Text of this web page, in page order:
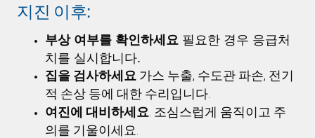
지진 이후:
부상 여부를 확인하세요 필요한 경우 응급처
치를 실시합니다.
집을 검사하세요 가스 누출, 수도관 파손, 전기
적 손상 등에 대한 수리입니다.
여진에 대비하세요 . 조심스럽게 움직이고 주
의를 기울이세요.